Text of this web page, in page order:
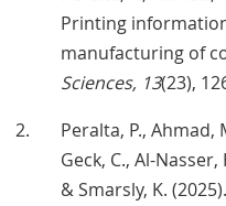
Printing
manufacturing of
Sciences, 13(23),
Peralta, P., Ahmad,
Geck, C., Al-
& Smarsly, K.